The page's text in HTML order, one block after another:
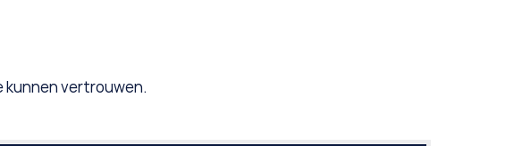
kunnen vertrouwen.